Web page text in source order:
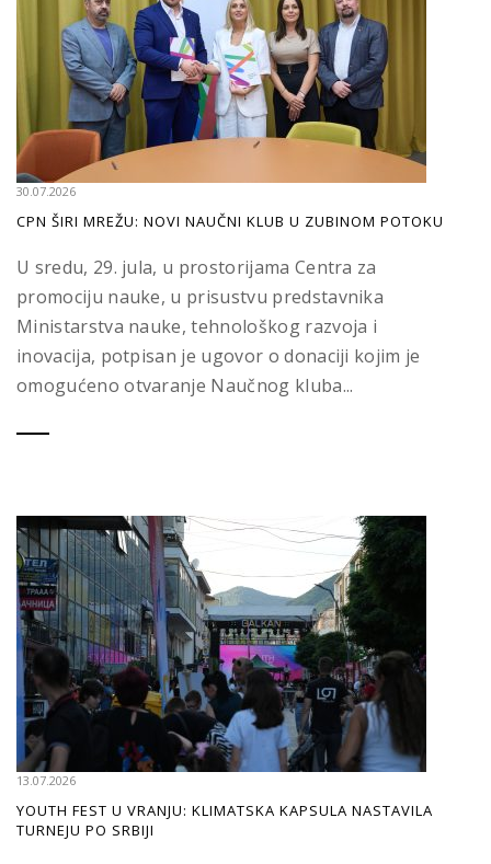
30.07.2026
CPN ŠIRI MREŽU: NOVI NAUČNI KLUB U ZUBINOM POTOKU
U sredu, 29. jula, u prostorijama Centra za
promociju nauke, u prisustvu predstavnika
Ministarstva nauke, tehnološkog razvoja i
inovacija, potpisan je ugovor o donaciji kojim je
omogućeno otvaranje Naučnog kluba...
13.07.2026
YOUTH FEST U VRANJU: KLIMATSKA KAPSULA NASTAVILA
TURNEJU PO SRBIJI